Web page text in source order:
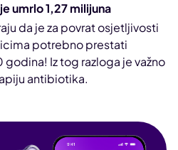
umrlo 1,27 milijuna
da je za povrat osjetljivosti
potrebno prestati
Iz tog razloga je važno
antibiotika.